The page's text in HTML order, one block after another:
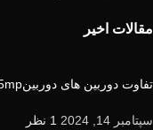
مقالات اخیر
تفاوت دوربین های دوربین5mp و 2mp چیست ؟
سپتامبر 14, 2024 1 نظر